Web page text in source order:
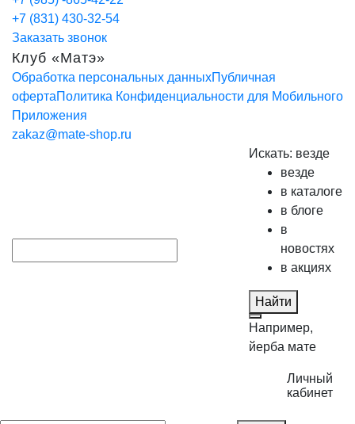
+7 (831) 430-32-54
Заказать звонок
Клуб «Матэ»
Обработка персональных данныхПубличная
офертаПолитика Конфиденциальности для Мобильного
Приложения
zakaz@mate-shop.ru
Искать: везде
везде
в каталоге
в блоге
в
новостях
в акциях
Найти
Например,
йерба мате
Личный
кабинет